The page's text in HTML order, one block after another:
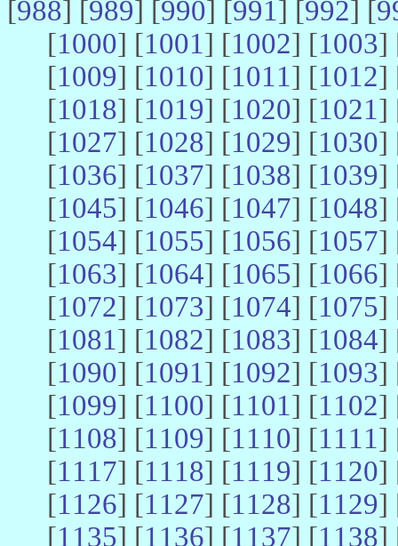
[988] [989] [990] [991] [992] [
[1000] [1001] [1002] [1003]
[1009] [1010] [1011] [1012]
[1018] [1019] [1020] [1021]
[1027] [1028] [1029] [1030]
[1036] [1037] [1038] [1039]
[1045] [1046] [1047] [1048]
[1054] [1055] [1056] [1057]
[1063] [1064] [1065] [1066]
[1072] [1073] [1074] [1075]
[1081] [1082] [1083] [1084]
[1090] [1091] [1092] [1093]
[1099] [1100] [1101] [1102]
[1108] [1109] [1110] [1111]
[1117] [1118] [1119] [1120]
[1126] [1127] [1128] [1129]
[1135] [1136] [1137] [1138]